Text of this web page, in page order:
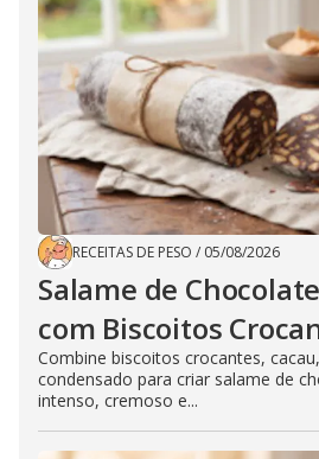
RECEITAS DE PESO / 05/08/2026
Salame de
com Biscoitos
Combine biscoitos crocantes,
condensado para criar salame de
intenso, cremoso e...